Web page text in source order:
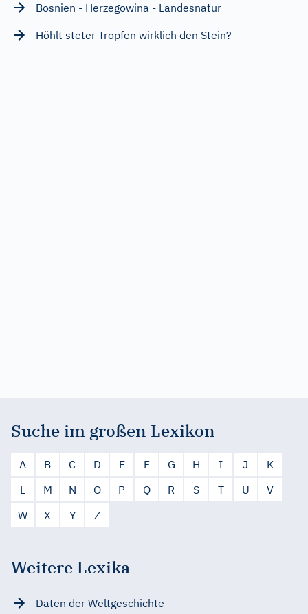
Bosnien - Herzegowina - Landesnatur
Höhlt steter Tropfen wirklich den Stein?
Suche im großen Lexikon
A B C D E F G H I J
K
L
M N O P Q R S T U
V
W
X Y Z
Weitere Lexika
Daten der Weltgeschichte